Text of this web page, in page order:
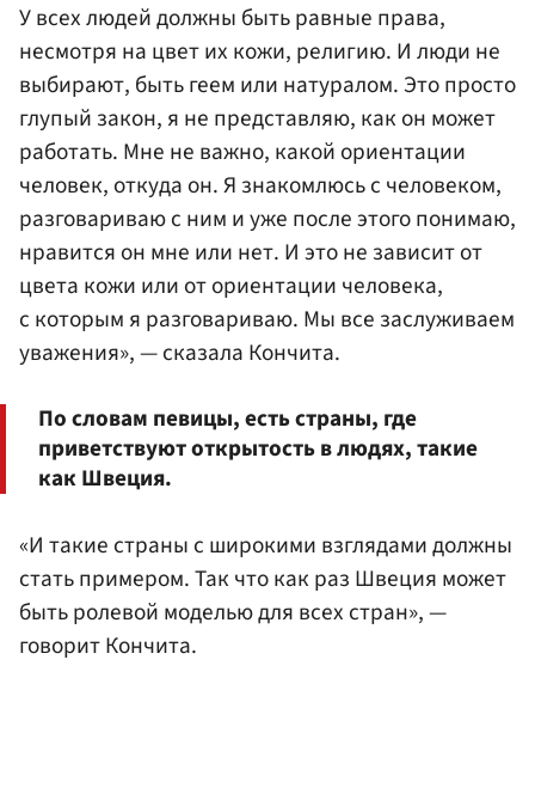
У всех людей должны быть равные права,
несмотря на цвет их кожи, религию. И люди не
выбирают, быть геем или натуралом. Это просто
глупый закон, я не представляю, как он может
работать. Мне не важно, какой ориентации
человек, откуда он. Я знакомлюсь с человеком,
разговариваю с ним и уже после этого понимаю,
нравится он мне или нет. И это не зависит от
цвета кожи или от ориентации человека,
с которым я разговариваю. Мы все заслуживаем
уважения», — сказала Кончита.
По словам певицы, есть страны, где
приветствуют открытость в людях, такие
как Швеция.
«И такие страны с широкими взглядами должны
стать примером. Так что как раз Швеция может
быть ролевой моделью для всех стран», —
говорит Кончита.